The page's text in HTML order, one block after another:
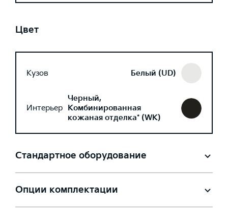
Цвет
Кузов Белый (UD)
Интерьер
Черный,
Комбинированная
кожаная отделка* (WK)
Стандартное оборудование
Опции комплектации